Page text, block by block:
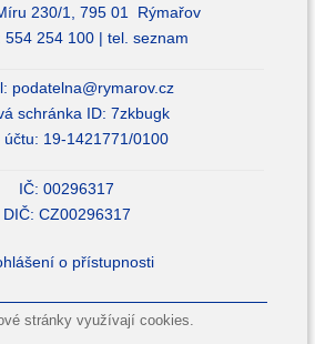
230/1, 795 01 Rýmařov
554 254 100 | tel. seznam
podatelna@rymarov.cz
schránka ID: 7zkbugk
účtu: 19-1421771/0100
IČ: 00296317
DIČ: CZ00296317
o přístupnosti
stránky využívají cookies.